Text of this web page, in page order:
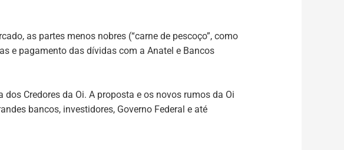
as partes menos nobres (“carne de pescoço”, como
e pagamento das dívidas com a Anatel e Bancos
Credores da Oi. A proposta e os novos rumos da Oi
bancos, investidores, Governo Federal e até